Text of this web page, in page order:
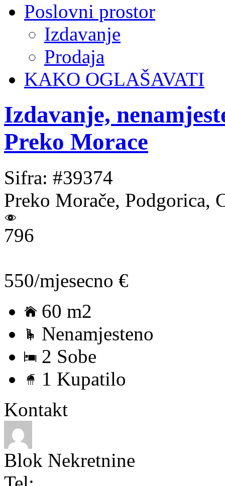
Poslovni prostor
Izdavanje
Prodaja
KAKO OGLAŠAVATI
Izdavanje,
Preko Morace
Sifra: #39374
Preko Morače, Podgorica,
796
550/mjesecno €
60 m2
Nenamjesteno
2 Sobe
1 Kupatilo
Kontakt
Blok Nekretnine